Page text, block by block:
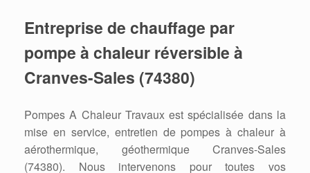
Entreprise de chauffage par
pompe à chaleur réversible à
Cranves-Sales (74380)
Pompes A Chaleur Travaux est spécialisée dans la
mise en service, entretien de pompes à chaleur à
aérothermique, géothermique Cranves-Sales
(74380). Nous intervenons pour toutes vos